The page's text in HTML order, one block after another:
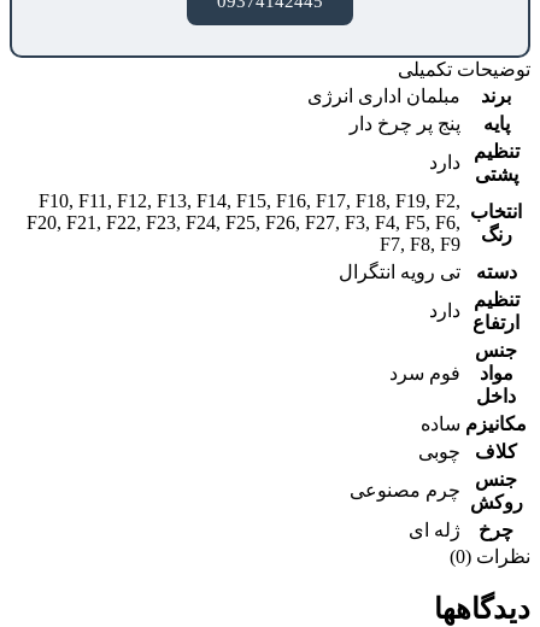
توضیحات تکمیلی
برند
مبلمان اداری انرژی
پایه
پنج پر چرخ دار
تنظیم
پشتی
دارد
انتخاب
رنگ
F10, F11, F12, F13, F14, F15, F16, F17, F18, F19, F2,
F20, F21, F22, F23, F24, F25, F26, F27, F3, F4, F5, F6,
F7, F8, F9
دسته
تی رویه انتگرال
تنظیم
ارتفاع
دارد
جنس
مواد
داخل
فوم سرد
مکانیزم ساده
کلاف
چوبی
جنس
روکش
چرم مصنوعی
چرخ
ژله ای
نظرات (0)
دیدگاهها